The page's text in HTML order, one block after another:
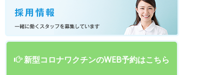
ク
新型コロナワクチンのWEB予約はこちら